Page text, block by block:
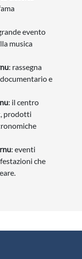
evento
musica
: rassegna
e
: il centro
prodotti
: eventi
che